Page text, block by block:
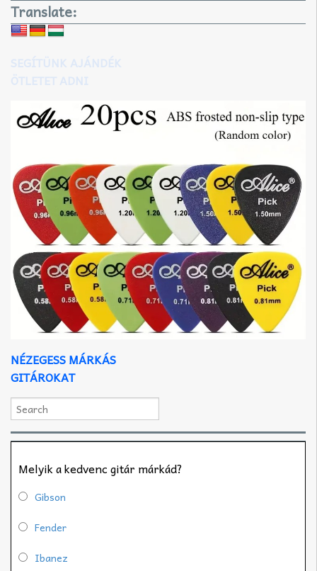
Translate:
SEGÍTÜNK AJÁNDÉK
ÖTLETET ADNI
NÉZEGESS MÁRKÁS
GITÁROKAT
Melyik a kedvenc gitár márkád?
Gibson
Fender
Ibanez